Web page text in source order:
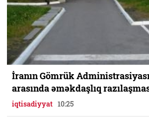
İranın Gömrük
arasında əməkdaşlıq
iqtisadiyyat 10:25